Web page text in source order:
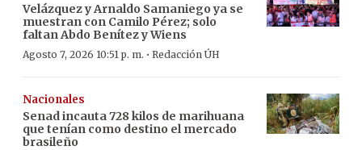
Velázquez y Arnaldo Samaniego ya se
muestran con Camilo Pérez; solo
faltan Abdo Benítez y Wiens
Agosto 7, 2026 10:51 p. m. · Redacción ÚH
Nacionales
Senad incauta 728 kilos de marihuana
que tenían como destino el mercado
brasileño